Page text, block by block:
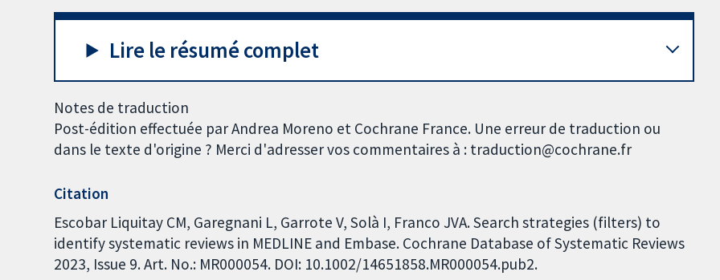
Lire le résumé complet
Notes de traduction
Post-édition effectuée par Andrea Moreno et Cochrane France. Une erreur de traduction ou
dans le texte d'origine ? Merci d'adresser vos commentaires à : traduction@cochrane.fr
Citation
Escobar Liquitay CM, Garegnani L, Garrote V, Solà I, Franco JVA. Search strategies (filters) to
identify systematic reviews in MEDLINE and Embase. Cochrane Database of Systematic Reviews
2023, Issue 9. Art. No.: MR000054. DOI: 10.1002/14651858.MR000054.pub2.